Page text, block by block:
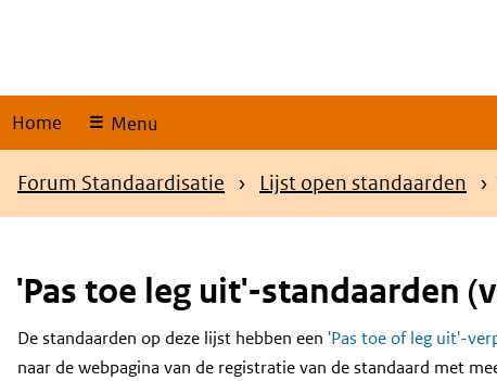
Home Menu
Kruimelpad
Forum Standaardisatie Lijst open standaarden
'Pas toe leg uit'-standaarden
Content
De standaarden op deze lijst hebben een 'Pas toe of leg uit'-
naar de webpagina van de registratie van de standaard met